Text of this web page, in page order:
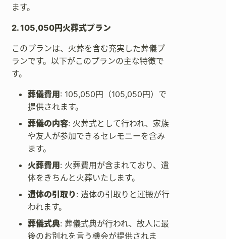
ます。
2. 105,050円火葬式プラン
このプランは、火葬を含む充実した葬儀プ
ランです。以下がこのプランの主な特徴で
す。
葬儀費用: 105,050円（105,050円）で
提供されます。
葬儀の内容: 火葬式として行われ、家族
や友人が参加できるセレモニーを含み
ます。
火葬費用: 火葬費用が含まれており、遺
体をきちんと火葬いたします。
遺体の引取り: 遺体の引取りと運搬が行
われます。
葬儀式典: 葬儀式典が行われ、故人に最
後のお別れを言う機会が提供されま